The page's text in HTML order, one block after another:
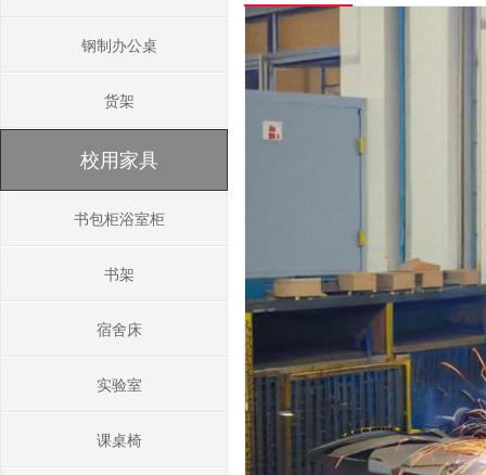
钢制办公桌
货架
校用家具
书包柜浴室柜
书架
宿舍床
实验室
课桌椅